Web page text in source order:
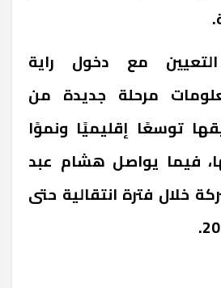
مع دخول راية
مرحلة جديدة من
توسعًا إقليميًا ونموًا
فيما يواصل هشام عبد
خلال فترة انتقالية حتى